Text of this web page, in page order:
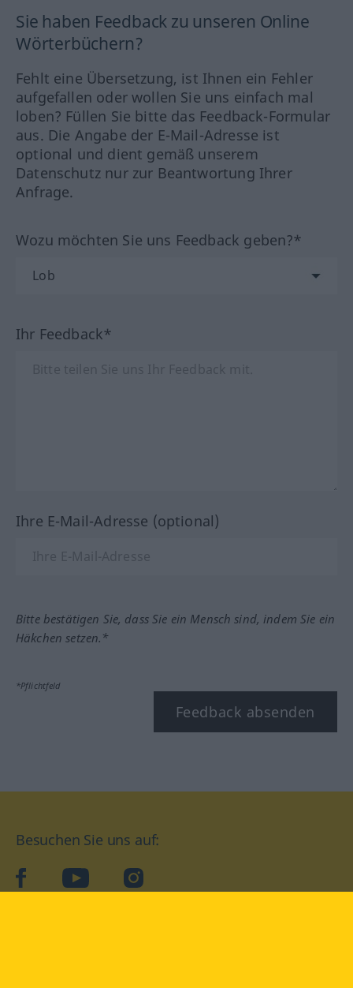
Sie haben Feedback zu unseren Online
Wörterbüchern?
Fehlt eine Übersetzung, ist Ihnen ein Fehler
aufgefallen oder wollen Sie uns einfach mal
loben? Füllen Sie bitte das Feedback-Formular
aus. Die Angabe der E-Mail-Adresse ist
optional und dient gemäß unserem
Datenschutz nur zur Beantwortung Ihrer
Anfrage.
Wozu möchten Sie uns Feedback geben?*
Ihr Feedback*
Ihre E-Mail-Adresse (optional)
Bitte bestätigen Sie, dass Sie ein Mensch sind, indem Sie ein
Häkchen setzen.*
*Pflichtfeld
Feedback absenden
Besuchen Sie uns auf:
facebookYouTube Instagram